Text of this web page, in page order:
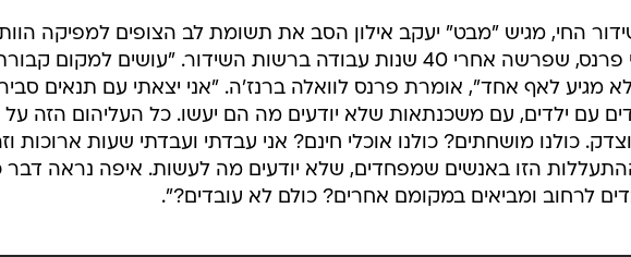
החי, מגיש "מבט" יעקב אילון הסב את תשומת לב הצופים למפיקה
של המהדורה, רותי פרנס, שפרשה אחרי 40 שנות עבודה ברשות השידור. "עושים למקום
מגיע לאף אחד", אומרת פרנס לוואלה ברנז'ה. "אני יצאתי עם תנאים
עם ילדים, עם משכנתאות שלא יודעים מה הם יעשו. כל העליהום הזה על
כולנו מושחתים? כולנו אוכלי חינם? אני עבדתי ועבדתי שעות ארוכות
ההתעללות הזו באנשים שמפחדים, שלא יודעים מה לעשות. איפה נראה דבר